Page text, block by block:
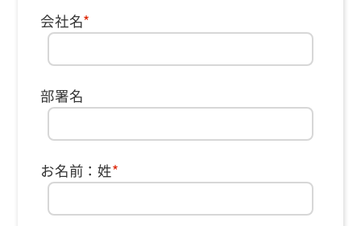
会社名*
部署名
お名前：姓*